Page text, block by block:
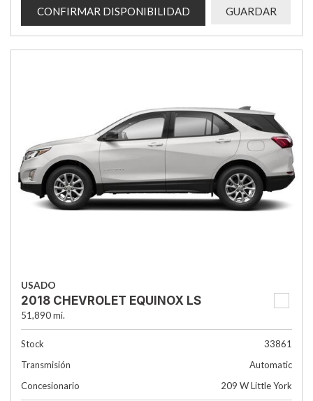
CONFIRMAR DISPONIBILIDAD GUARDAR
USADO
2018 CHEVROLET EQUINOX LS
51,890 mi.
Stock
33861
Transmisión
Automatic
Concesionario
209 W Little York